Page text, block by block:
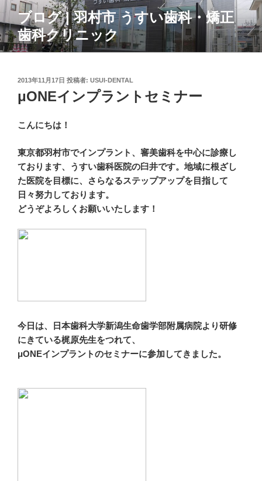
コ
ン
テ
ン
ブログ | 羽村市 うすい歯科・矯正
歯科クリニック
投
日:
2013年11月17日 投稿者: USUI-DENTAL
μONEインプラントセミナー
こんにちは！
東京都羽村市でインプラント、審美歯科を中心に診療し
ております、うすい歯科医院の臼井です。地域に根ざし
た医院を目標に、さらなるステップアップを目指して
日々努力しております。
どうぞよろしくお願いいたします！
今日は、日本歯科大学新潟生命歯学部附属病院より研修
にきている梶原先生をつれて、
μONEインプラントのセミナーに参加してきました。